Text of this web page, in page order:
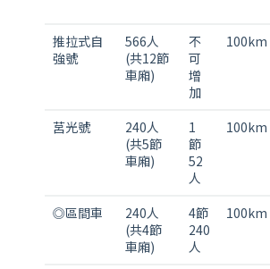
推拉式自
強號
566人
(共12節
車廂)
不
可
增
加
100km
莒光號
240人
(共5節
車廂)
1
節
52
人
100km
◎區間車
240人
(共4節
車廂)
4節
240
人
100km